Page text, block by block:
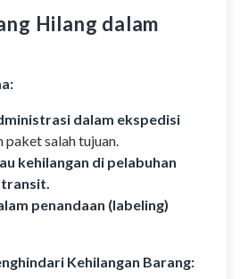
Hilang dalam
dalam ekspedisi
paket salah tujuan.
kehilangan di pelabuhan
transit.
penandaan (labeling)
Kehilangan Barang: